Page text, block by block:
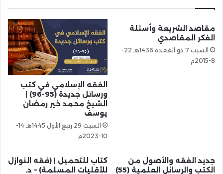
مقاصد الشريعة وأسئلة
الفكر المقاصدي
السبت 7 ذو القعدة 1436هـ 22-
8-2015م
الفقه الإسلامي في كتب
ورسائل جديدة (95-96) |
الشيخ محمد خير رمضان
يوسف
السبت 29 ربيع الأول 1445هـ 14-
10-2023م
جديد الفقه والأصول من
الكتب والرسائل العلمية (55)
كتاب للتحميل | (فقه النوازل
للأقليات المسلمة) – د.